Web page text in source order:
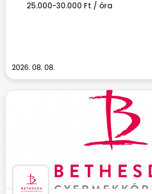
25.000-30.000 Ft / óra
2026. 08. 08.